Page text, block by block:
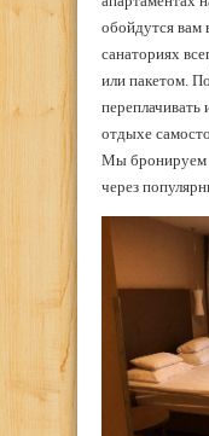
обойдутся вам
санаториях
или пакетом.
переплачивать
отдыхе
Мы бронируем
через